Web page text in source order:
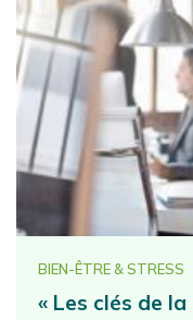
BIEN-ÊTRE & STRESS
« Les clés de